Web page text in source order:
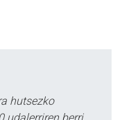
hutsezko
udalerriren berri